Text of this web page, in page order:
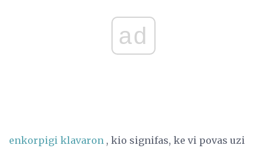
ad
enkorpigi klavaron , kio signifas, ke vi povas uzi